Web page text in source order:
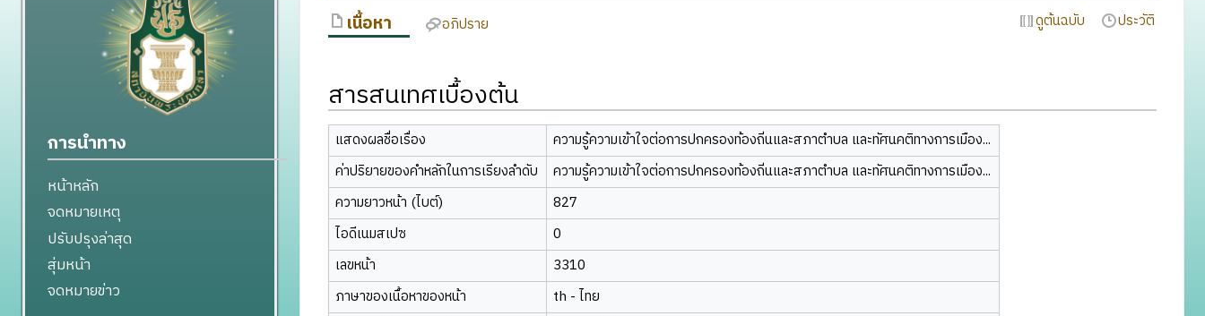
เนื้อหา อภิปราย ดูต้นฉบับ ประวัติ
สารสนเทศเบื้องต้น
แสดงผลชื่อเรื่อง
ความรู้ความเข้าใจต่อการปกครองท้องถิ่นและสภาตำบล และทัศนคติทางการเมือง...
ค่าปริยายของคำหลักในการเรียงลำดับ
ความรู้ความเข้าใจต่อการปกครองท้องถิ่นและสภาตำบล และทัศนคติทางการเมือง...
ความยาวหน้า (ไบต์)
827
ไอดีเนมสเปซ
0
เลขหน้า
3310
ภาษาของเนื้อหาของหน้า
th - ไทย
การนำทาง
หน้าหลัก
จดหมายเหตุ
ปรับปรุงล่าสุด
สุ่มหน้า
จดหมายข่าว